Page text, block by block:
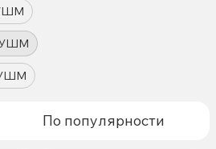
УШМ
УШМ
По популярности